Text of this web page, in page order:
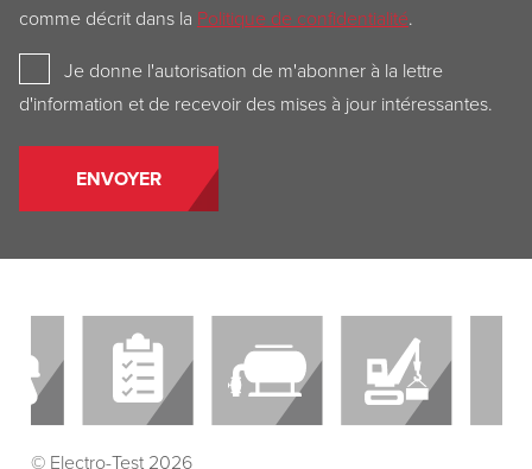
Policy
comme décrit dans la Politique de confidentialité.
Newsletter
Je donne l'autorisation de m'abonner à la lettre
d'information et de recevoir des mises à jour intéressantes.
© Electro-Test 2026